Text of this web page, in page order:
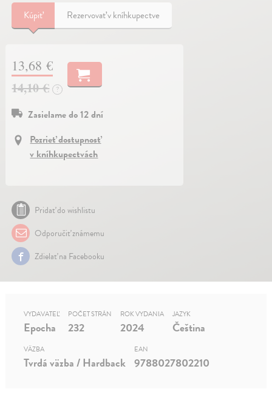
Kúpiť Rezervovať v kníhkupectve
13,68 €
14,10 €
?
Zasielame do 12 dní
Pozrieť dostupnosť
v kníhkupectvách
Pridať do wishlistu
Odporučiť známemu
Zdielať na Facebooku
VYDAVATEĽ
Epocha
POČET STRÁN
232
ROK VYDANIA
2024
JAZYK
Čeština
VÄZBA
Tvrdá väzba / Hardback
EAN
9788027802210